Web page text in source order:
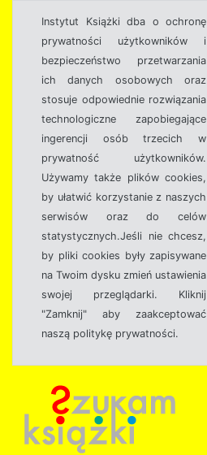
Instytut Książki dba o ochronę
prywatności użytkowników i
bezpieczeństwo przetwarzania
ich danych osobowych oraz
stosuje odpowiednie rozwiązania
technologiczne zapobiegające
ingerencji osób trzecich w
prywatność użytkowników.
Używamy także plików cookies,
by ułatwić korzystanie z naszych
serwisów oraz do celów
statystycznych.Jeśli nie chcesz,
by pliki cookies były zapisywane
na Twoim dysku zmień ustawienia
swojej przeglądarki. Kliknij
"Zamknij" aby zaakceptować
naszą politykę prywatności.